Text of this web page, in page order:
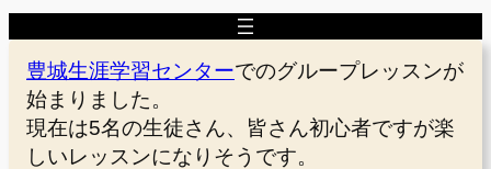
豊城生涯学習センターでのグループレッスンが
始まりました。
現在は5名の生徒さん、皆さん初心者ですが楽
しいレッスンになりそうです。